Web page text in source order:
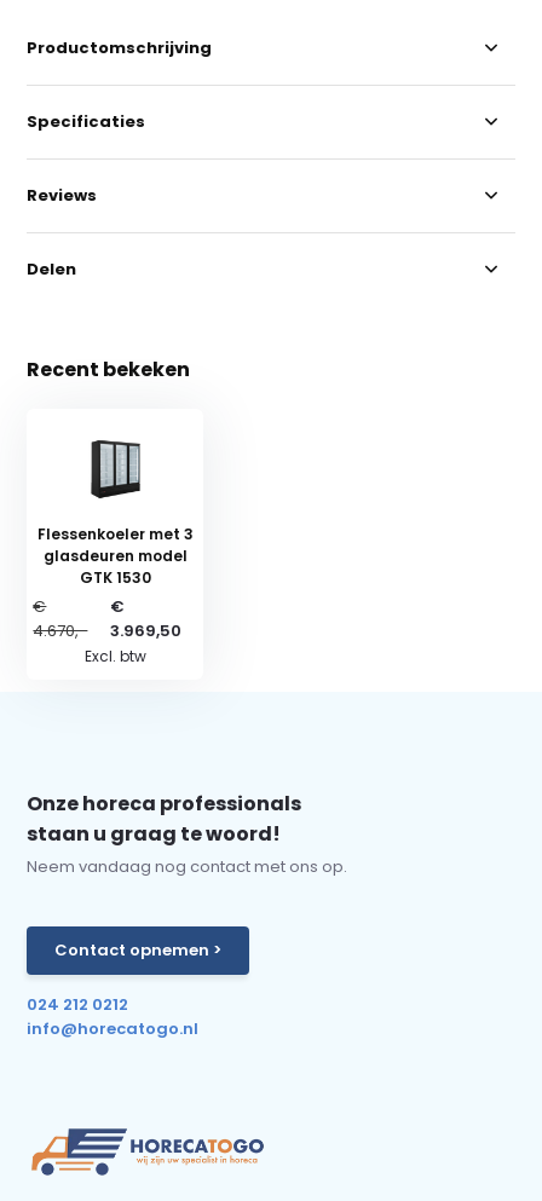
Productomschrijving
Specificaties
Reviews
Delen
Recent bekeken
Flessenkoeler met 3
glasdeuren model
GTK 1530
€
4.670,-
€
3.969,50
Excl. btw
Onze horeca professionals
staan u graag te woord!
Neem vandaag nog contact met ons op.
Contact opnemen >
024 212 0212
info@horecatogo.nl